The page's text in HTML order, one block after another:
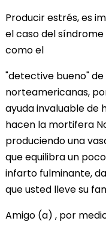
Producir estrés, es
el caso del
como el
"detective bueno"
norteamericanas,
ayuda invaluable de
hacen la mortifera
produciendo una
que equilibra un
infarto fulminante,
que usted lleve su
Amigo (a) , por